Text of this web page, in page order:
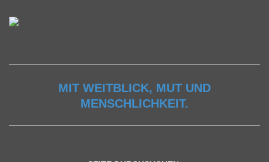
MIT WEITBLICK, MUT UND
MENSCHLICHKEIT.